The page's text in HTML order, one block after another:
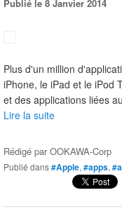
Publié le 8 Janvier 2014
Plus d'un million
iPhone, le iPad et le iPod
et des applications liées
Lire la suite
Rédigé parOOKAWA-Corp
Publié dans#Apple, #apps,